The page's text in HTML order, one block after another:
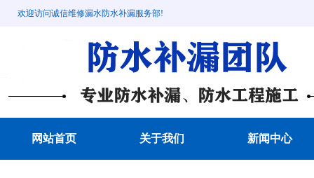
欢迎访问诚信维修漏水防水补漏服务部!
网站首页 关于我们 新闻中心